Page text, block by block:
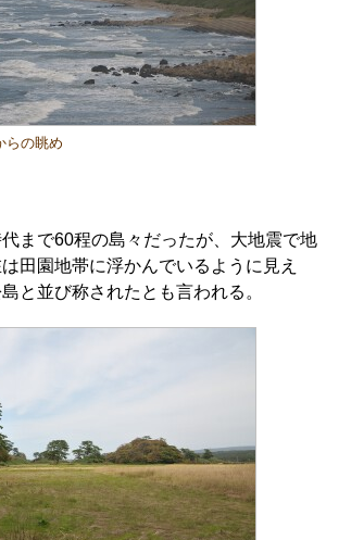
らの眺め
まで60程の島々だったが、大地震で地
田園地帯に浮かんでいるように見え
と並び称されたとも言われる。